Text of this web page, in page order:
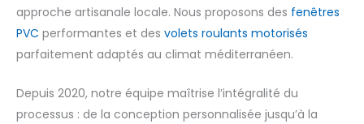
approche artisanale locale. Nous proposons des fenêtres
PVC performantes et des volets roulants motorisés
parfaitement adaptés au climat méditerranéen.
Depuis 2020, notre équipe maîtrise l’intégralité du
processus : de la conception personnalisée jusqu’à la